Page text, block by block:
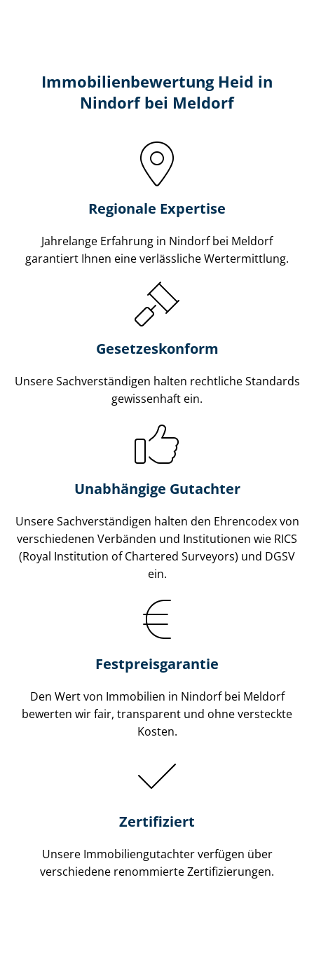
Immobilien­bewertung Heid in
Nindorf bei Meldorf
Regionale Expertise
Jahrelange Erfahrung in Nindorf bei Meldorf
garantiert Ihnen eine verlässliche Wertermittlung.
Gesetzes­konform
Unsere Sach­ver­stän­di­gen halten rechtliche Standards
gewissenhaft ein.
Unabhängige Gutachter
Unsere Sach­ver­stän­di­gen halten den Ehrencodex von
verschiedenen Verbänden und Institutionen wie RICS
(Royal Institution of Chartered Surveyors) und DGSV
ein.
Festpreis​garantie
Den Wert von Immobilien in Nindorf bei Meldorf
bewerten wir fair, transparent und ohne versteckte
Kosten.
Zertifiziert
Unsere Immobilien­gutachter verfügen über
verschiedene renommierte Zer­ti­fi­zie­run­gen.